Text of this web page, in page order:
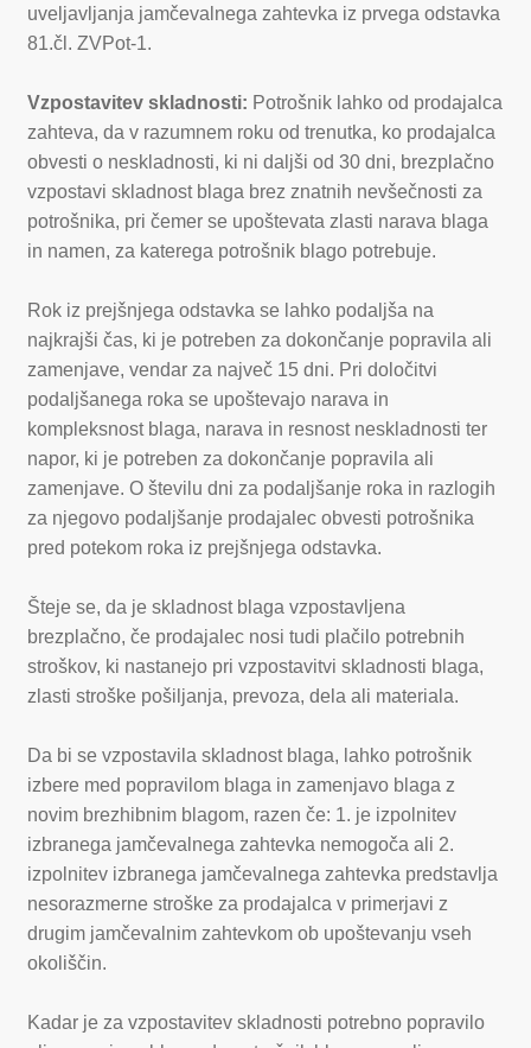
uveljavljanja jamčevalnega zahtevka iz prvega odstavka
81.čl. ZVPot-1.
Vzpostavitev skladnosti: Potrošnik lahko od prodajalca
zahteva, da v razumnem roku od trenutka, ko prodajalca
obvesti o neskladnosti, ki ni daljši od 30 dni, brezplačno
vzpostavi skladnost blaga brez znatnih nevšečnosti za
potrošnika, pri čemer se upoštevata zlasti narava blaga
in namen, za katerega potrošnik blago potrebuje.
Rok iz prejšnjega odstavka se lahko podaljša na
najkrajši čas, ki je potreben za dokončanje popravila ali
zamenjave, vendar za največ 15 dni. Pri določitvi
podaljšanega roka se upoštevajo narava in
kompleksnost blaga, narava in resnost neskladnosti ter
napor, ki je potreben za dokončanje popravila ali
zamenjave. O številu dni za podaljšanje roka in razlogih
za njegovo podaljšanje prodajalec obvesti potrošnika
pred potekom roka iz prejšnjega odstavka.
Šteje se, da je skladnost blaga vzpostavljena
brezplačno, če prodajalec nosi tudi plačilo potrebnih
stroškov, ki nastanejo pri vzpostavitvi skladnosti blaga,
zlasti stroške pošiljanja, prevoza, dela ali materiala.
Da bi se vzpostavila skladnost blaga, lahko potrošnik
izbere med popravilom blaga in zamenjavo blaga z
novim brezhibnim blagom, razen če: 1. je izpolnitev
izbranega jamčevalnega zahtevka nemogoča ali 2.
izpolnitev izbranega jamčevalnega zahtevka predstavlja
nesorazmerne stroške za prodajalca v primerjavi z
drugim jamčevalnim zahtevkom ob upoštevanju vseh
okoliščin.
Kadar je za vzpostavitev skladnosti potrebno popravilo